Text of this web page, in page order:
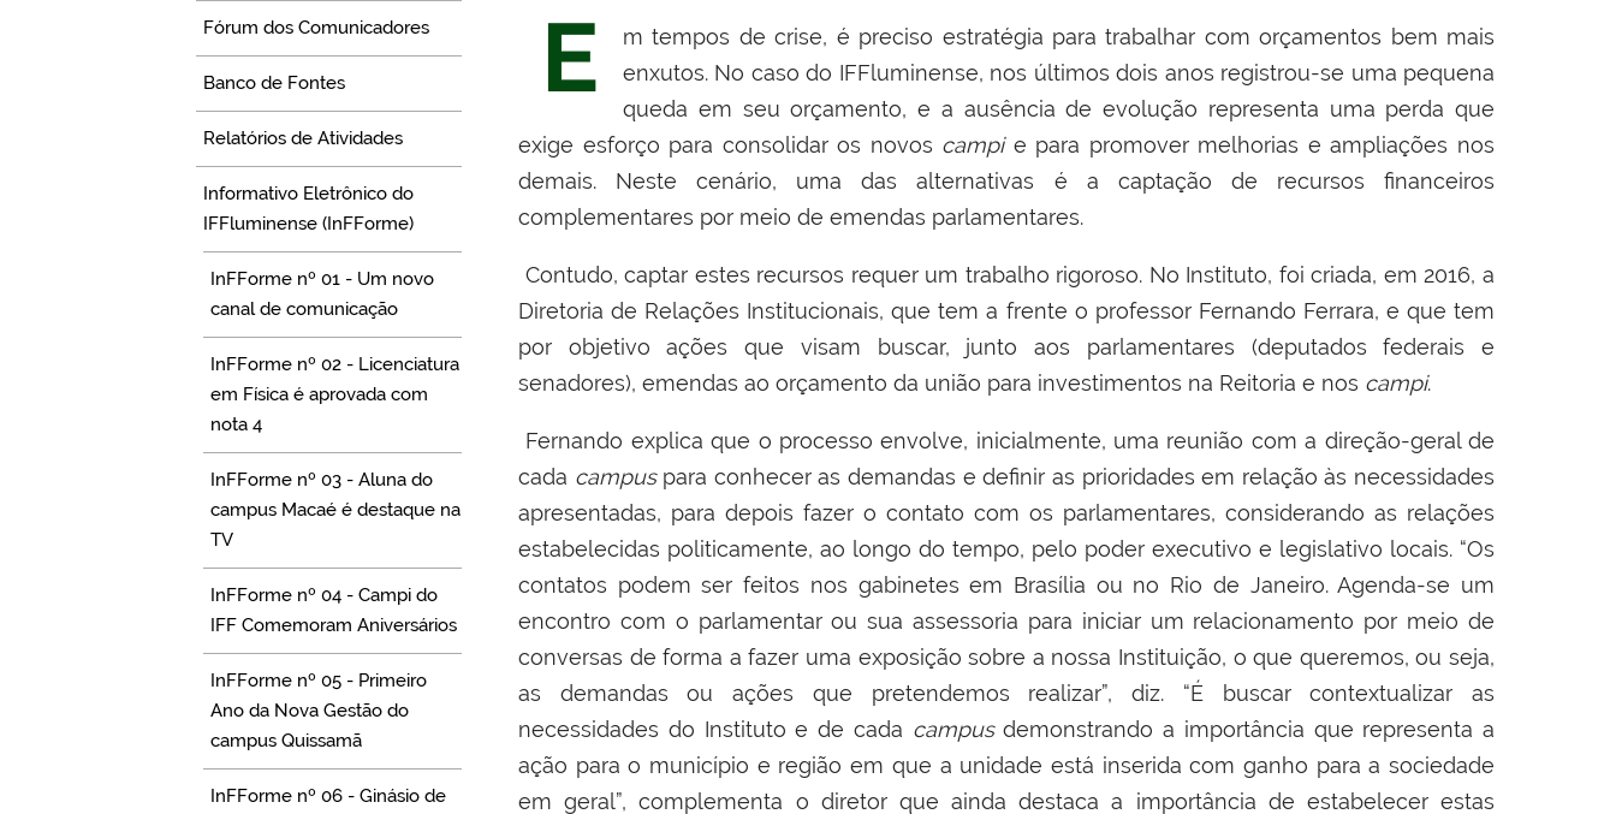
Fórum dos Comunicadores
Banco de Fontes
Relatórios de Atividades
Informativo Eletrônico do
IFFluminense (InFForme)
InFForme nº 01 - Um novo
canal de comunicação
InFForme nº 02 - Licenciatura
em Física é aprovada com
nota 4
InFForme nº 03 - Aluna do
campus Macaé é destaque na
TV
InFForme nº 04 - Campi do
IFF Comemoram Aniversários
InFForme nº 05 - Primeiro
Ano da Nova Gestão do
campus Quissamã
InFForme nº 06 - Ginásio de
E
m tempos de crise, é preciso estratégia para trabalhar com orçamentos bem mais
enxutos. No caso do IFFluminense, nos últimos dois anos registrou-se uma pequena
queda em seu orçamento, e a ausência de evolução representa uma perda que
exige esforço para consolidar os novos campie para promover melhorias e ampliações nos
demais. Neste cenário, uma das alternativas é a captação de recursos financeiros
complementares por meio de emendas parlamentares.
Contudo, captar estes recursos requer um trabalho rigoroso. No Instituto, foi criada, em 2016, a
Diretoria de Relações Institucionais, que tem a frente o professor Fernando Ferrara, e que tem
por objetivo ações que visam buscar, junto aos parlamentares (deputados federais e
senadores), emendas ao orçamento da união para investimentos na Reitoria e nos campi.
Fernando explica que o processo envolve, inicialmente, uma reunião com a direção-geral de
cada campuspara conhecer as demandas e definir as prioridades em relação às necessidades
apresentadas, para depois fazer o contato com os parlamentares, considerando as relações
estabelecidas politicamente, ao longo do tempo, pelo poder executivo e legislativo locais. “Os
contatos podem ser feitos nos gabinetes em Brasília ou no Rio de Janeiro.Agenda-se um
encontro com o parlamentar ou sua assessoria para iniciarum relacionamento por meio de
conversas de forma afazer uma exposição sobre a nossa Instituição, o que queremos, ou seja,
as demandas ouações que pretendemos realizar”,diz. “É buscar contextualizar as
necessidades do Instituto e de cada campusdemonstrando a importância que representa a
ação para o município e região em que a unidade está inseridacom ganho para a sociedade
em geral”, complementa o diretor que aindadestaca a importância de estabelecerestas